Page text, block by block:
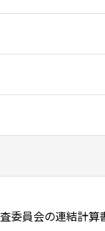
委員会の連結計